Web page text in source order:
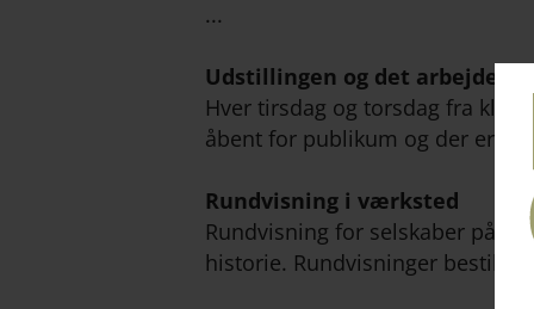
...
Udstillingen og det
Hver tirsdag og torsdag fra kl.
åbent for publikum og der er
Rundvisning i værksted
Rundvisning for selskaber på
historie. Rundvisninger